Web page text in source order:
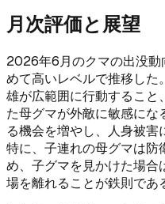
月次評価と展望
2026年6月のクマの出没動
めて高いレベルで推移した
雄が広範囲に行動すること
た母グマが外敵に敏感に
る機会を増やし、人身被害
特に、子連れの母グマは防
め、子グマを見かけた場合
場を離れることが鉄則であ